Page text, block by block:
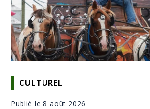
CULTUREL
Publié le 8 août 2026